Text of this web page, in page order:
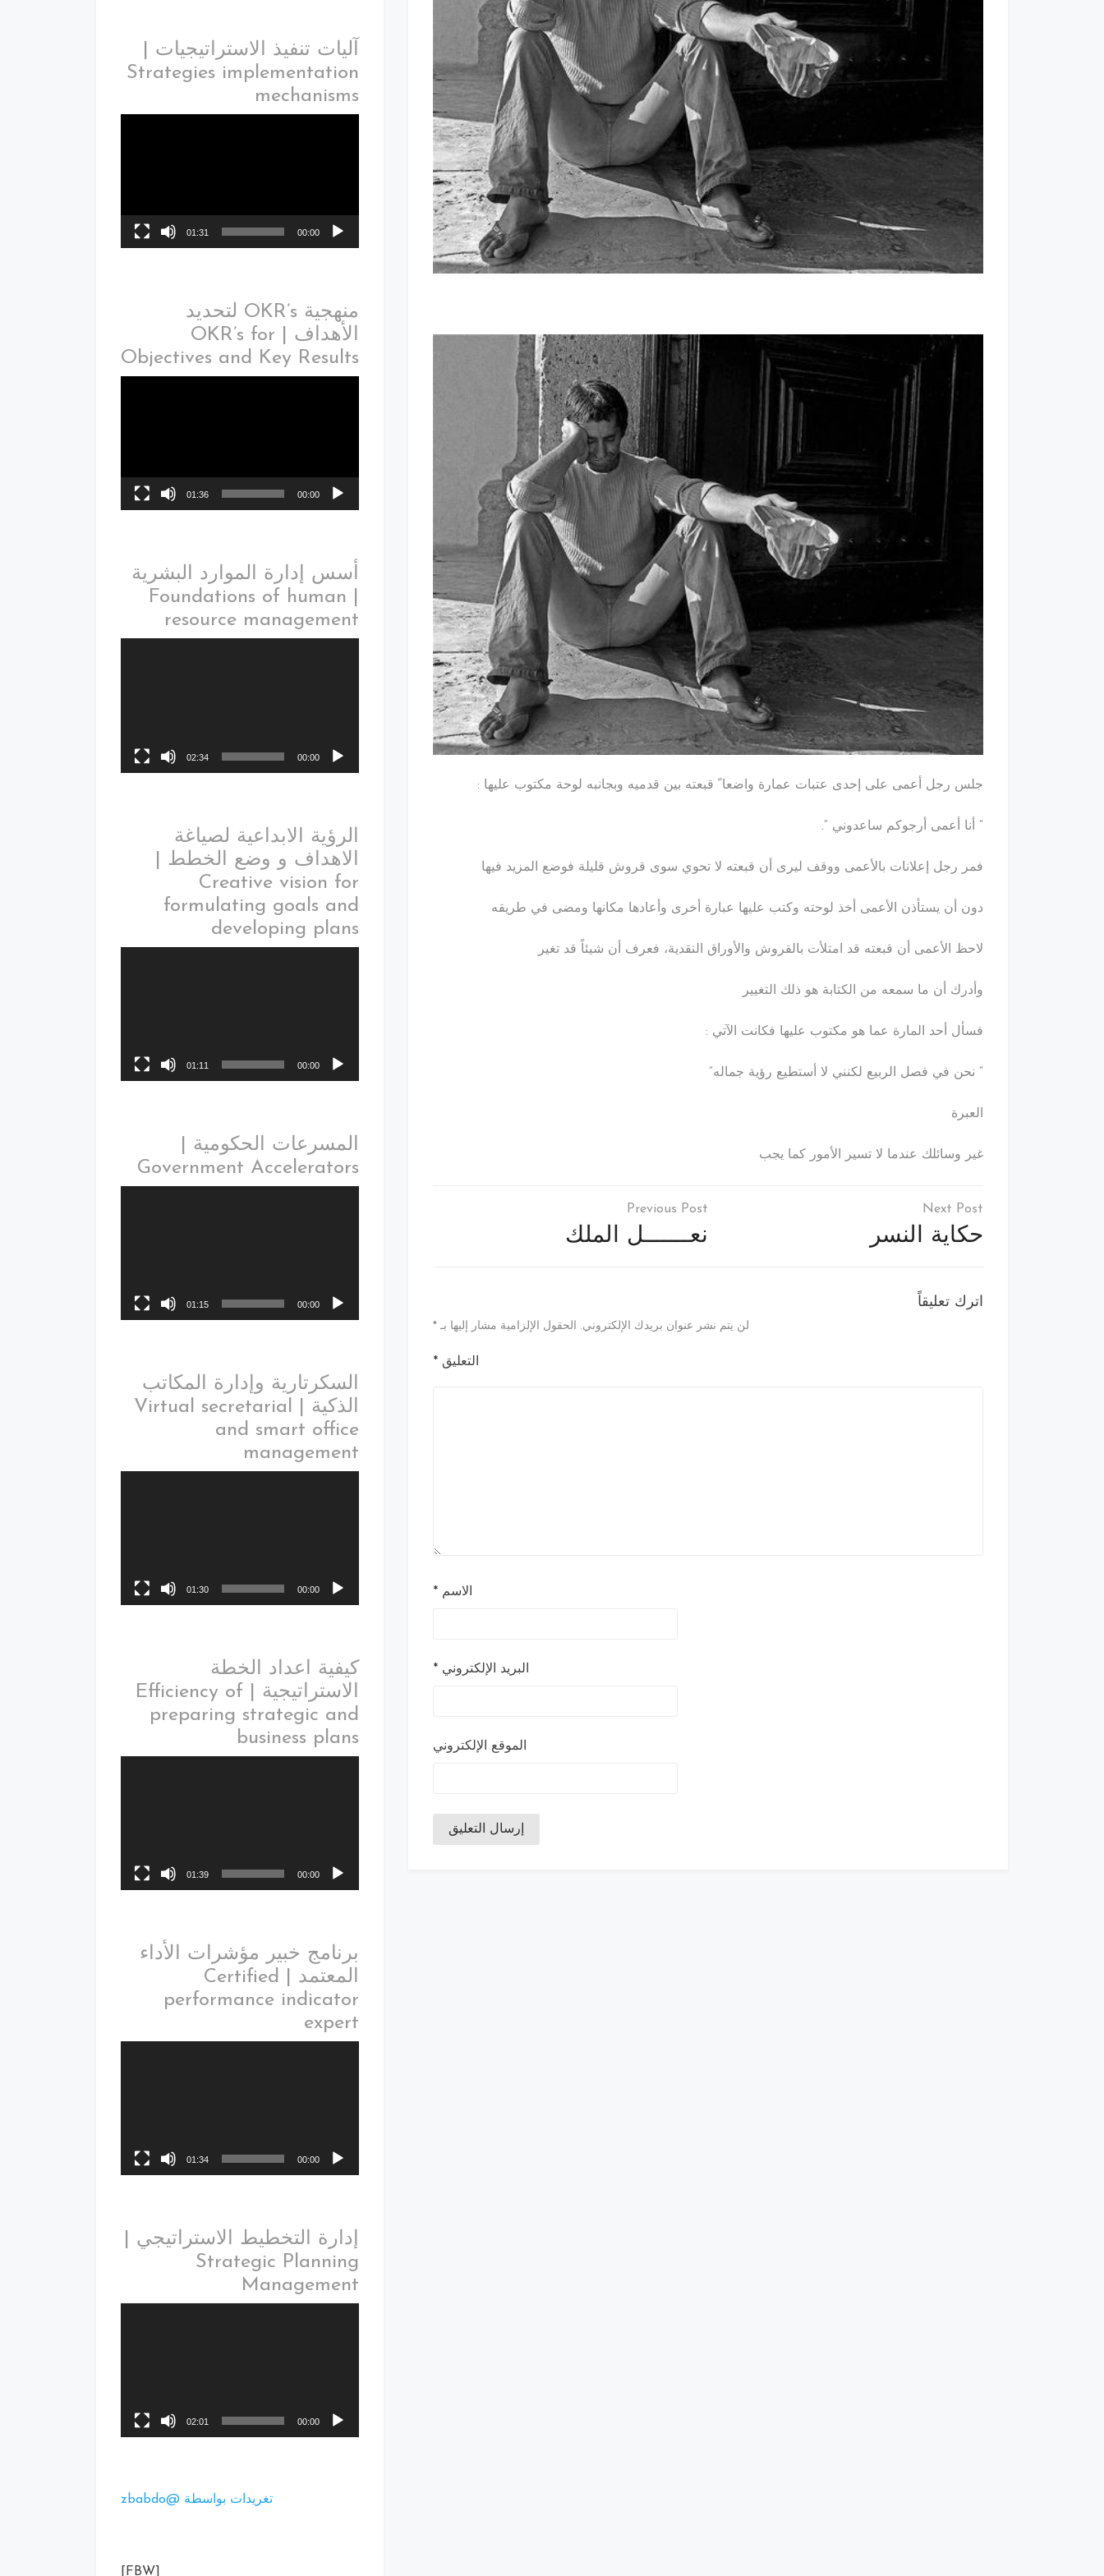
جلس رجل أعمى على إحدى عتبات عمارة واضعا ً قبعته بين قدميه وبجانبه لوحة مكتوب عليها :
” أنا أعمى أرجوكم ساعدوني “.
فمر رجل إعلانات بالأعمى ووقف ليرى أن قبعته لا تحوي سوى قروش قليلة فوضع المزيد فيها
دون أن يستأذن الأعمى أخذ لوحته وكتب عليها عبارة أخرى وأعادها مكانها ومضى في طريقه
لاحظ الأعمى أن قبعته قد امتلأت بالقروش والأوراق النقدية، فعرف أن شيئاً قد تغير
وأدرك أن ما سمعه من الكتابة هو ذلك التغيير
فسأل أحد المارة عما هو مكتوب عليها فكانت الآتي :
” نحن في فصل الربيع لكنني لا أستطيع رؤية جماله”
العبرة
غير وسائلك عندما لا تسير الأمور كما يجب
تصفّح
المقالات
نعـــــــل الملك حكاية النسر
اترك تعليقاً
لن يتم نشر عنوان بريدك الإلكتروني. الحقول الإلزامية مشار إليها بـ *
التعليق *
الاسم *
البريد الإلكتروني *
الموقع الإلكتروني
آليات تنفيذ الاستراتيجيات |
Strategies implementation
mechanisms
00:00
01:31
منهجية OKR’s لتحديد
الأهداف | OKR’s for
Objectives and Key Results
00:00
01:36
أسس إدارة الموارد البشرية
| Foundations of human
resource management
00:00
02:34
الرؤية الابداعية لصياغة
الاهداف و وضع الخطط |
Creative vision for
formulating goals and
developing plans
00:00
01:11
المسرعات الحكومية |
Government Accelerators
00:00
01:15
السكرتارية وإدارة المكاتب
الذكية | Virtual secretarial
and smart office
management
00:00
01:30
كيفية اعداد الخطة
الاستراتيجية | Efficiency of
preparing strategic and
business plans
00:00
01:39
برنامج خبير مؤشرات الأداء
المعتمد | Certified
performance indicator
expert
00:00
01:34
إدارة التخطيط الاستراتيجي |
Strategic Planning
Management
00:00
02:01
تغريدات بواسطة @zbabdo